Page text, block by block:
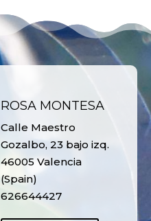
ROSA MONTESA
Calle Maestro
Gozalbo, 23 bajo izq.
46005 Valencia
(Spain)
626644427